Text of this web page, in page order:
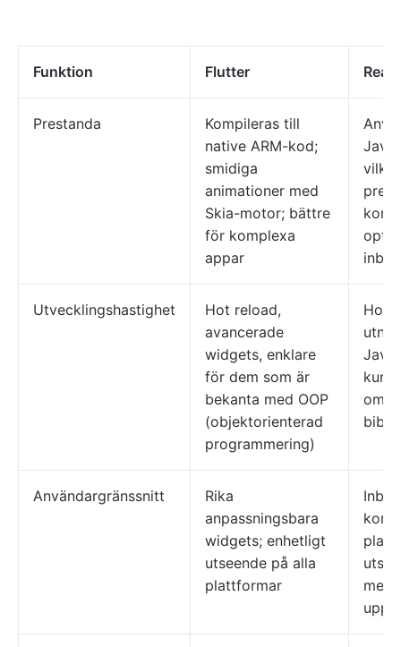
Funktion Flutter
Prestanda
Kompileras till
native ARM-kod;
smidiga
animationer med
Skia-motor; bättre
för komplexa
appar
Utvecklingshastighet
Hot reload,
avancerade
widgets, enklare
för dem som är
bekanta med OOP
(objektorienterad
programmering)
Hot
Användargränssnitt
Rika
anpassningsbara
widgets; enhetligt
utseende på alla
plattformar
mer